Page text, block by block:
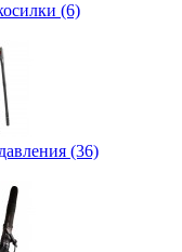
(6)
(36)